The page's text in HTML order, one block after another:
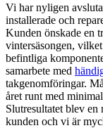
Vi har nyligen
installerade och
Kunden önskade en
vintersäsongen,
befintliga
samarbete med
takgenomföringar.
året runt med
Slutresultatet blev
kunden och vi är